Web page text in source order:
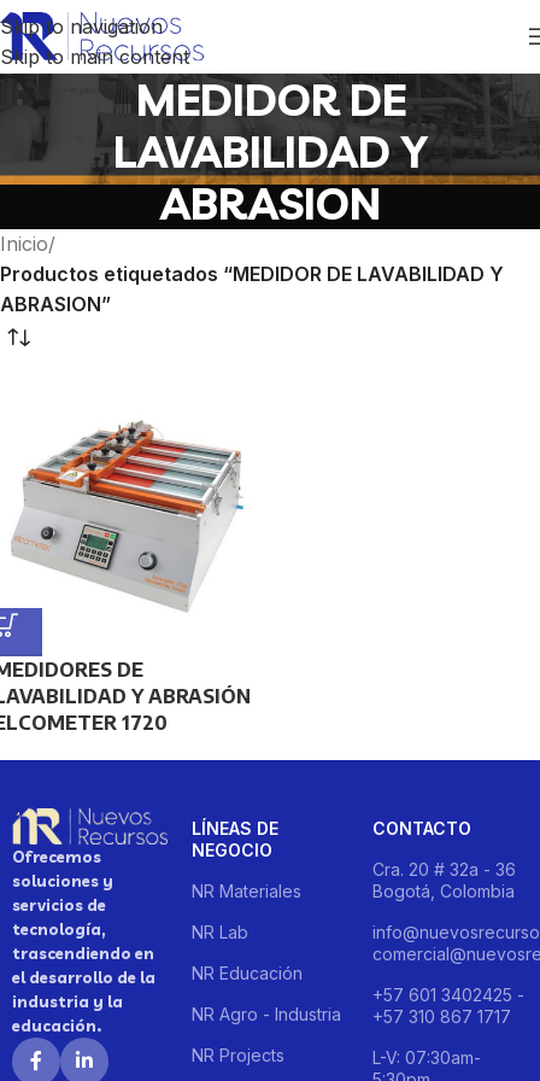
Skip to navigation
Skip to main content
MEDIDOR DE
LAVABILIDAD Y
ABRASION
Inicio/
Productos etiquetados “MEDIDOR DE LAVABILIDAD Y
ABRASION”
DE
Y ABRASIÓN
1720
Ofrecemos
soluciones y
servicios de
tecnología,
trascendiendo en
el desarrollo de la
industria y la
educación.
LÍNEAS DE
NEGOCIO
NR Materiales
NR Lab
NR Educación
NR Agro - Industria
NR Projects
CONTACTO
Cra. 20 # 32a - 36
Bogotá, Colombia
+57 601 3402425 -
+57 310 867 1717
L-V: 07:30am-